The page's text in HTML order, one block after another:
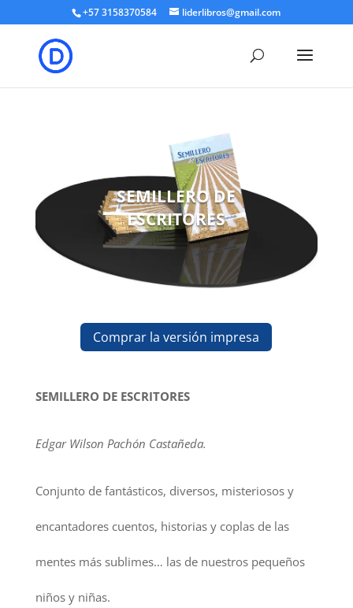
+57 3158370584 liderlibros@gmail.com
SEMILLERO DE
ESCRITORES
Comprar la versión impresa
SEMILLERO DE ESCRITORES
Edgar Wilson Pachón Castañeda.
Conjunto de fantásticos, diversos, misteriosos y
encantadores cuentos, historias y coplas de las
mentes más sublimes… las de nuestros pequeños
niños y niñas.